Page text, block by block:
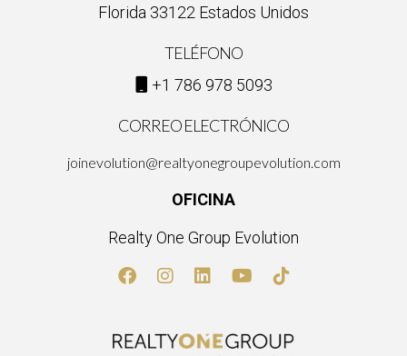
Florida 33122 Estados Unidos
TELÉFONO
+1 786 978 5093
CORREO ELECTRÓNICO
joinevolution@realtyonegroupevolution.com
OFICINA
Realty One Group Evolution